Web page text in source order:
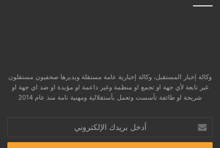
وكالة إخبار المستقبل، وكالة إخبارية عامة مستقلة ويديرها صحفيون مستقلون
غير تابعة لأي جهة او تجمع او منظمة وغير داعمة او مؤيدة او ضد اي جهة او
شريحة او طائفة تأسست وتعمل بأستقلالية ومهنية تامة منذ عام 2014
بريدك
الإلكتروني